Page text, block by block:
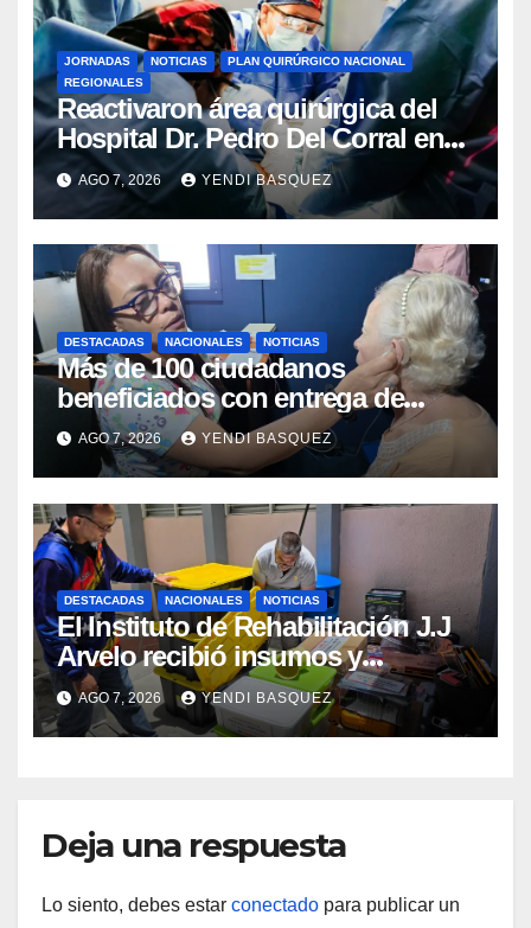
JORNADAS NOTICIAS
PLAN QUIRÚRGICO NACIONAL
REGIONALES
Reactivaron área quirúrgica del
Hospital Dr. Pedro Del Corral en
Guárico
AGO 7, 2026 YENDI BASQUEZ
DESTACADAS NACIONALES NOTICIAS
Más de 100 ciudadanos
beneficiados con entrega de
prótesis auditivas en el Centro de
Rehabilitación J.J. Arvelo
AGO 7, 2026 YENDI BASQUEZ
DESTACADAS NACIONALES NOTICIAS
El Instituto de Rehabilitación J.J
Arvelo recibió insumos y
herramientas para la atención de
personas con discapacidad
AGO 7, 2026 YENDI BASQUEZ
Deja una respuesta
Lo siento, debes estar conectado para publicar un